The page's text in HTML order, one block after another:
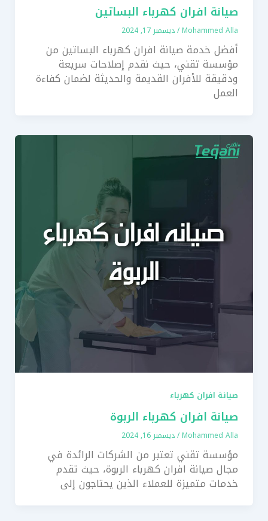
صيانة افران كهرباء البساتين
Mohammed Alla
/ديسمبر 17, 2024
أفضل خدمة صيانة افران كهرباء البساتين من
مؤسسة تقني، حيث نقدم إصلاحات سريعة
ودقيقة للأفران القديمة والحديثة لضمان كفاءة
العمل
صيانة افران كهرباء
صيانة افران كهرباء الربوة
Mohammed Alla
/ديسمبر 16, 2024
مؤسسة تقني تعتبر من الشركات الرائدة في
مجال صيانة افران كهرباء الربوة، حيث تقدم
خدمات متميزة للعملاء الذين يحتاجون إلى